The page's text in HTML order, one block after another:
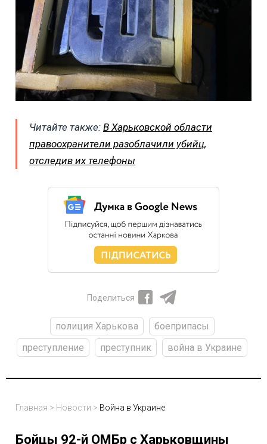
Читайте также: В Харьковской области
правоохранители разоблачили убийц,
отследив их телефоны
Поделиться
полиция Харькова
боеприпасы
преступление
преступник война в Украине
Главная > Новости > Война в Украине
Бойцы 92-й ОМБр с Харьковщины